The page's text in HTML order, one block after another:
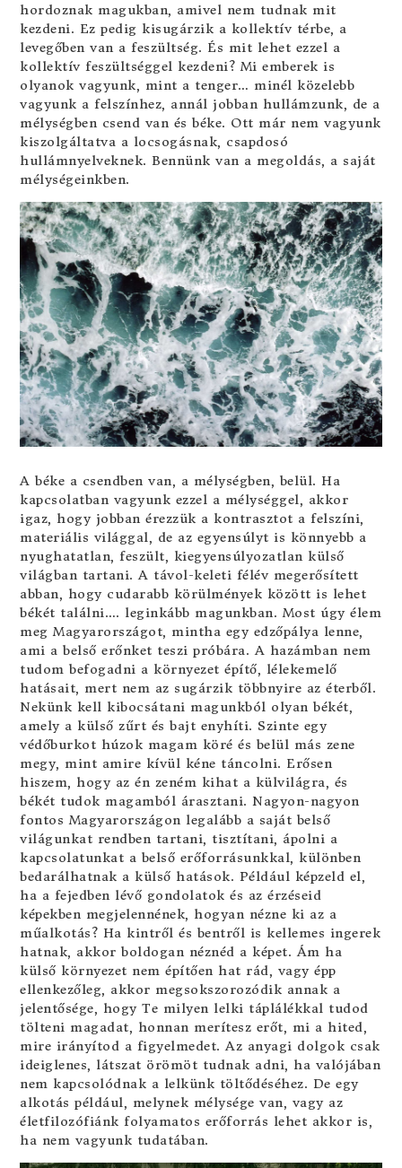
hordoznak magukban, amivel nem tudnak mit
kezdeni. Ez pedig kisugárzik a kollektív térbe, a
levegőben van a feszültség. És mit lehet ezzel a
kollektív feszültséggel kezdeni? Mi emberek is
olyanok vagyunk, mint a tenger… minél közelebb
vagyunk a felszínhez, annál jobban hullámzunk, de a
mélységben csend van és béke. Ott már nem vagyunk
kiszolgáltatva a locsogásnak, csapdosó
hullámnyelveknek. Bennünk van a megoldás, a saját
mélységeinkben.
A béke a csendben van, a mélységben, belül. Ha
kapcsolatban vagyunk ezzel a mélységgel, akkor
igaz, hogy jobban érezzük a kontrasztot a felszíni,
materiális világgal, de az egyensúlyt is könnyebb a
nyughatatlan, feszült, kiegyensúlyozatlan külső
világban tartani. A távol-keleti félév megerősített
abban, hogy cudarabb körülmények között is lehet
békét találni…. leginkább magunkban. Most úgy élem
meg Magyarországot, mintha egy edzőpálya lenne,
ami a belső erőnket teszi próbára. A hazámban nem
tudom befogadni a környezet építő, lélekemelő
hatásait, mert nem az sugárzik többnyire az éterből.
Nekünk kell kibocsátani magunkból olyan békét,
amely a külső zűrt és bajt enyhíti. Szinte egy
védőburkot húzok magam köré és belül más zene
megy, mint amire kívül kéne táncolni. Erősen
hiszem, hogy az én zeném kihat a külvilágra, és
békét tudok magamból árasztani. Nagyon-nagyon
fontos Magyarországon legalább a saját belső
világunkat rendben tartani, tisztítani, ápolni a
kapcsolatunkat a belső erőforrásunkkal, különben
bedarálhatnak a külső hatások. Például képzeld el,
ha a fejedben lévő gondolatok és az érzéseid
képekben megjelennének, hogyan nézne ki az a
műalkotás? Ha kintről és bentről is kellemes ingerek
hatnak, akkor boldogan néznéd a képet. Ám ha
külső környezet nem építően hat rád, vagy épp
ellenkezőleg, akkor megsokszorozódik annak a
jelentősége, hogy Te milyen lelki táplálékkal tudod
tölteni magadat, honnan merítesz erőt, mi a hited,
mire irányítod a figyelmedet. Az anyagi dolgok csak
ideiglenes, látszat örömöt tudnak adni, ha valójában
nem kapcsolódnak a lelkünk töltődéséhez. De egy
alkotás például, melynek mélysége van, vagy az
életfilozófiánk folyamatos erőforrás lehet akkor is,
ha nem vagyunk tudatában.